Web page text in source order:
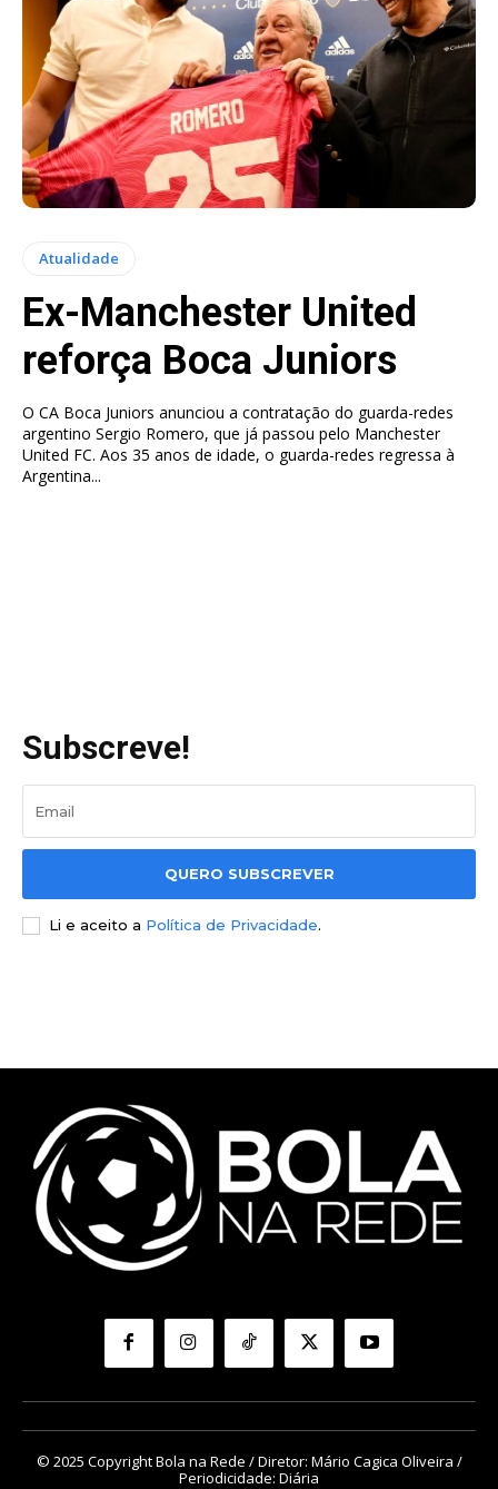
Atualidade
Ex-Manchester United
reforça Boca Juniors
O CA Boca Juniors anunciou a contratação do guarda-redes
argentino Sergio Romero, que já passou pelo Manchester
United FC. Aos 35 anos de idade, o guarda-redes regressa à
Argentina...
Subscreve!
QUERO SUBSCREVER
Li e aceito a Política de Privacidade.
© 2025 Copyright Bola na Rede / Diretor: Mário Cagica Oliveira /
Periodicidade: Diária